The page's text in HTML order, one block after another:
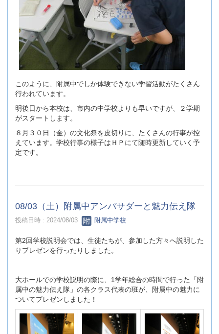
このように、附属中でしか体験できない学習活動がたくさん
行われています。
明後日から本校は、市内の中学校よりも早いですが、２学期
がスタートします。
８月３０日（金）の文化祭を皮切りに、たくさんの行事が控
えています。学校行事の様子はＨＰにて随時更新していく予
定です。
08/03（土）附属中アンバサダーと魅力伝え隊
投稿日時 : 2024/08/03 附属中学校
第2回学校説明会では、生徒たちが、参加した方々へ説明した
りプレゼンを行ったりしました。
大ホールでの学校説明の際に、1学年総合の時間で行った「附
属中の魅力伝え隊」の各クラス代表の班が、附属中の魅力に
ついてプレゼンしました！